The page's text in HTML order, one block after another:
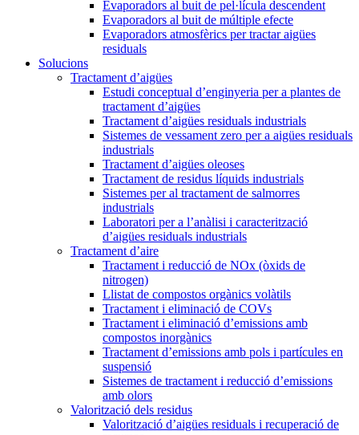
Evaporadors al buit de pel·lícula descendent
Evaporadors al buit de múltiple efecte
Evaporadors atmosfèrics per tractar aigües
residuals
Solucions
Tractament d’aigües
Estudi conceptual d’enginyeria per a plantes de
tractament d’aigües
Tractament d’aigües residuals industrials
Sistemes de vessament zero per a aigües residuals
industrials
Tractament d’aigües oleoses
Tractament de residus líquids industrials
Sistemes per al tractament de salmorres
industrials
Laboratori per a l’anàlisi i caracterització
d’aigües residuals industrials
Tractament d’aire
Tractament i reducció de NOx (òxids de
nitrogen)
Llistat de compostos orgànics volàtils
Tractament i eliminació de COVs
Tractament i eliminació d’emissions amb
compostos inorgànics
Tractament d’emissions amb pols i partícules en
suspensió
Sistemes de tractament i reducció d’emissions
amb olors
Valorització dels residus
Valorització d’aigües residuals i recuperació de